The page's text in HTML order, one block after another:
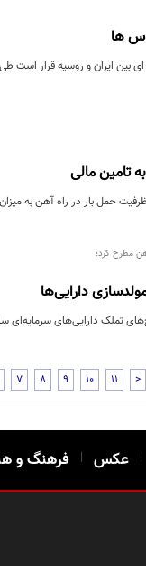
از ۲۳ سال با تفاهمنامه ای بین
تامین مالی
از کل بار کشور نیازمند ۵ میلیارد دلار سرمایه است...
دارایی‌ها
شرکت راه‌آهن ضمن اعلام تصویب گزارش این مجمع،
7 8 9 10 11 >
| عکس | فرهنگ و